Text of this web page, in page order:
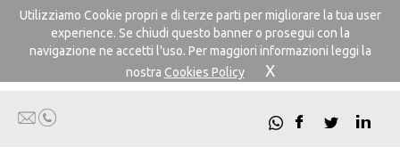
Utilizziamo Cookie propri e di terze parti per migliorare la tua user
experience. Se chiudi questo banner o prosegui con la
navigazione ne accetti l'uso. Per maggiori informazioni leggi la
nostra Cookies Policy X